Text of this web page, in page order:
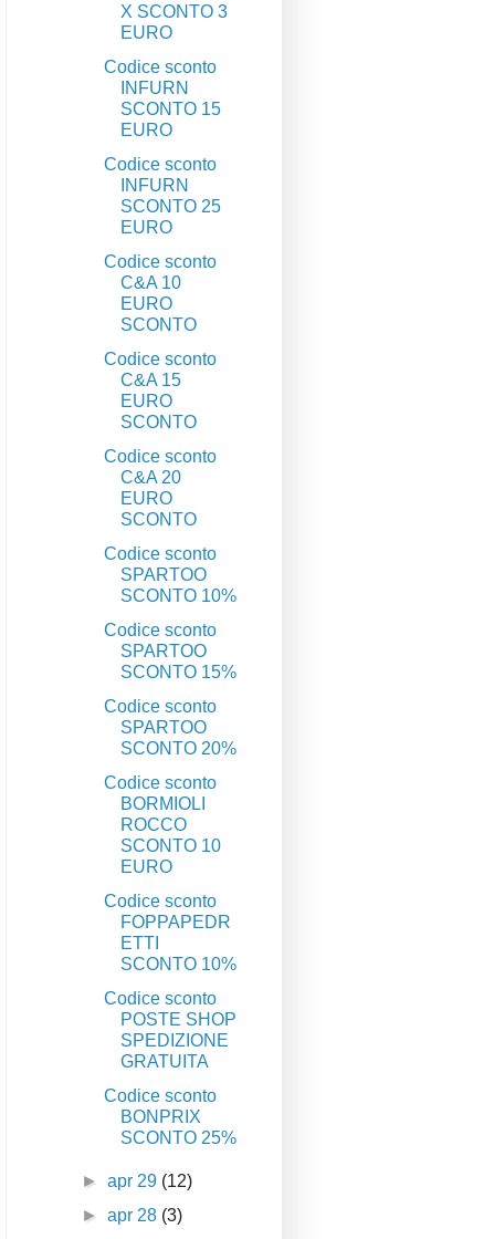
X SCONTO 3
EURO
Codice sconto
INFURN
SCONTO 15
EURO
Codice sconto
INFURN
SCONTO 25
EURO
Codice sconto
C&A 10
EURO
SCONTO
Codice sconto
C&A 15
EURO
SCONTO
Codice sconto
C&A 20
EURO
SCONTO
Codice sconto
SPARTOO
SCONTO 10%
Codice sconto
SPARTOO
SCONTO 15%
Codice sconto
SPARTOO
SCONTO 20%
Codice sconto
BORMIOLI
ROCCO
SCONTO 10
EURO
Codice sconto
FOPPAPEDR
ETTI
SCONTO 10%
Codice sconto
POSTE SHOP
SPEDIZIONE
GRATUITA
Codice sconto
BONPRIX
SCONTO 25%
►apr 29 (12)
►apr 28 (3)